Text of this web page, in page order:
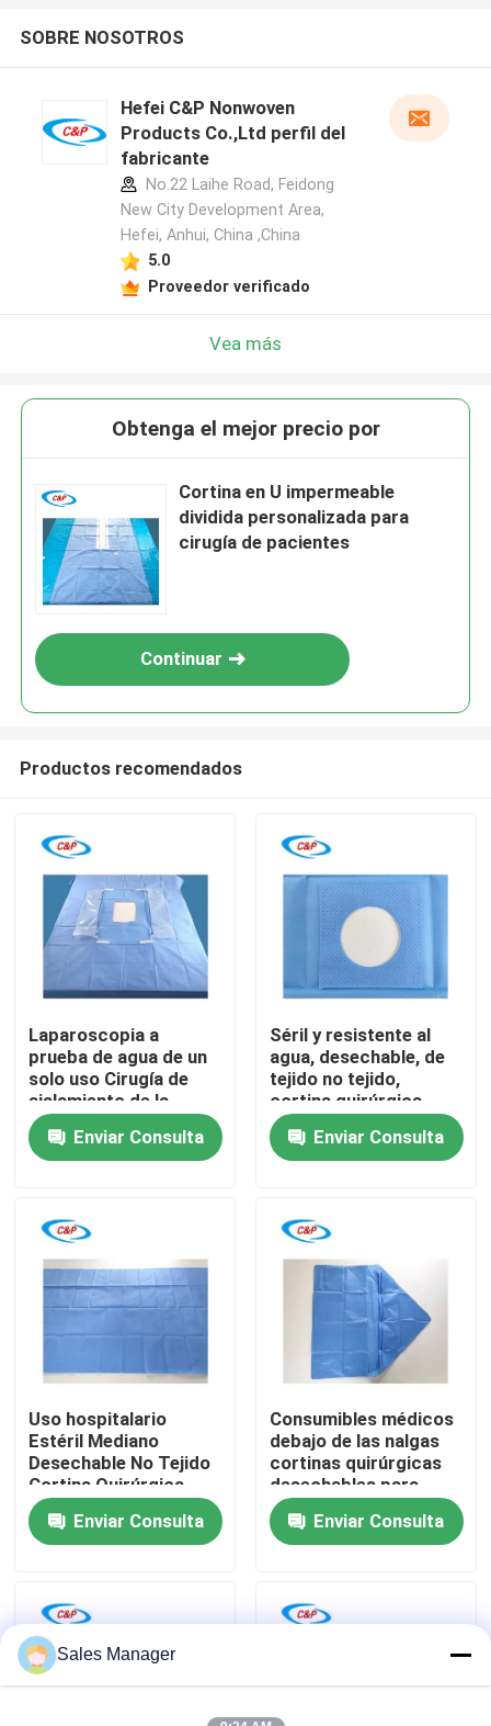
En casa
Productos
Los vídeos
Espectáculo VR
Sobre nosotros
Recorrido por la fábrica
Control de calidad
Noticias
SOBRE NOSOTROS
Hefei C&P Nonwoven
Products Co.,Ltd perfil del
fabricante
No.22 Laihe Road, Feidong
New City Development Area,
Hefei, Anhui, China ,China
5.0
Proveedor verificado
Vea más
Obtenga el mejor precio por
Cortina en U impermeable
dividida personalizada para
cirugía de pacientes
Continuar
Productos recomendados
Laparoscopia a
prueba de agua de un
solo uso Cirugía de
aislamiento de la
operación Cortina
para el quirófano del
hospital
Enviar Consulta
Séril y resistente al
agua, desechable, de
tejido no tejido,
cortina quirúrgica
para hospitales,
cortina quirúrgica
Enviar Consulta
Uso hospitalario
Estéril Mediano
Desechable No Tejido
Cortina Quirúrgica
Anti-líquido Cubierta
Quirúrgica Cubierta
Enviar Consulta
Consumibles médicos
debajo de las nalgas
cortinas quirúrgicas
desechables para
obstetricia y
ginecologíaEnviar Consulta
Sales Manager